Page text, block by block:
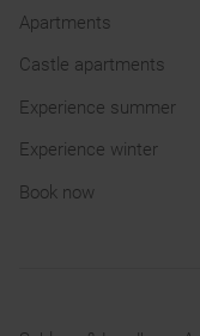
Apartments
Castle apartments
Experience summer
Experience winter
Book now